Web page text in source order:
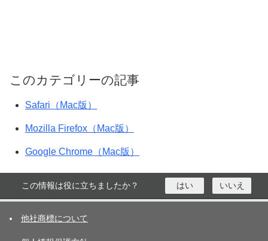
このカテゴリーの記事
Safari（Mac版）
Mozilla Firefox（Mac版）
Google Chrome（Mac版）
この情報は役に立ちましたか？ はい いいえ
他社商標について